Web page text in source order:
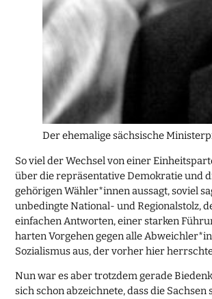
Der ehemalige sächsische
So viel der Wechsel von einer
über die repräsentative Demokratie und
gehörigen Wähler*innen aussagt, soviel
unbedingte National- und Regionalstolz,
einfachen Antworten, einer starken
harten Vorgehen gegen alle
Sozialismus aus, der vorher hier
Nun war es aber trotzdem gerade
sich schon abzeichnete, dass die Sachsen